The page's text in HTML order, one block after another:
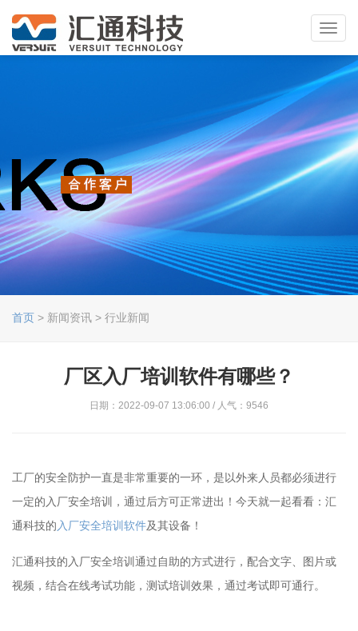
首页 > 新闻资讯 > 行业新闻
厂区入厂培训软件有哪些？
日期：2022-09-07 13:06:00 / 人气：9546
工厂的安全防护一直是非常重要的一环，是以外来人员都必须进行
一定的入厂安全培训，通过后方可正常进出！今天就一起看看：汇
通科技的 入厂安全培训软件及其设备！
汇通科技的入厂安全培训通过自助的方式进行，配合文字、图片或
视频，结合在线考试功能，测试培训效果，通过考试即可通行。